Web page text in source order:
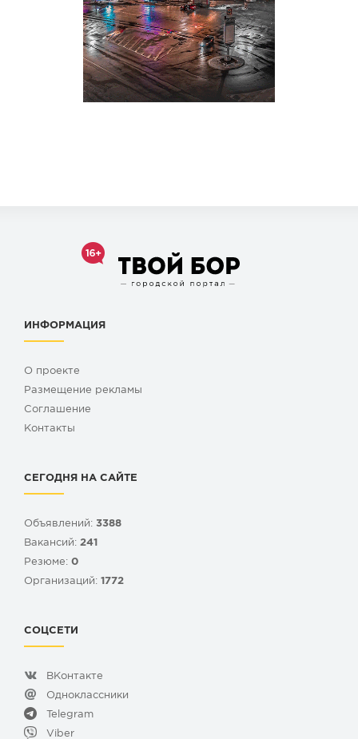
ИНФОРМАЦИЯ
О проекте
Размещение рекламы
Cоглашение
Контакты
СЕГОДНЯ НА САЙТЕ
Объявлений: 3388
Вакансий: 241
Резюме: 0
Организаций: 1772
СОЦСЕТИ
ВКонтакте
Одноклассники
Telegram
Viber